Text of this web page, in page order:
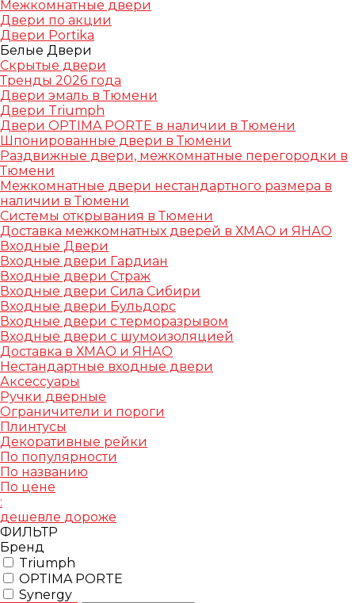
Межкомнатные двери
Двери по акции
Двери Portika
Белые Двери
Скрытые двери
Тренды 2026 года
Двери эмаль в Тюмени
Двери Triumph
Двери OPTIMA PORTE в наличии в Тюмени
Шпонированные двери в Тюмени
Раздвижные двери, межкомнатные перегородки в
Тюмени
Межкомнатные двери нестандартного размера в
наличии в Тюмени
Системы открывания в Тюмени
Доставка межкомнатных дверей в ХМАО и ЯНАО
Входные Двери
Входные двери Гардиан
Входные двери Страж
Входные двери Сила Сибири
Входные двери Бульдорс
Входные двери с терморазрывом
Входные двери с шумоизоляцией
Доставка в ХМАО и ЯНАО
Нестандартные входные двери
Аксессуары
Ручки дверные
Ограничители и пороги
Плинтусы
Декоративные рейки
По популярности
По названию
По цене
:
дешевле дороже
ФИЛЬТР
Бренд
Triumph
OPTIMA PORTE
Synergy